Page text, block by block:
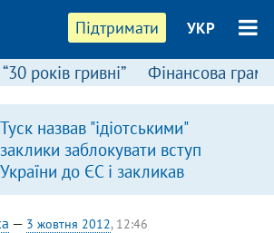
Підтримати УКР
“30 років гривні” Фінансова
Туск назвав "ідіотськими"
заклики заблокувати вступ
України до ЄС і закликав
припинити антиукраїнську
риторику
— 3 жовтня 2012, 12:46